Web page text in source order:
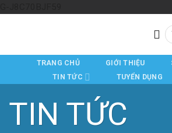
TRANG CHỦ GIỚI THIỆU
TIN TỨC
TUYỂN DỤNG
TIN TỨC